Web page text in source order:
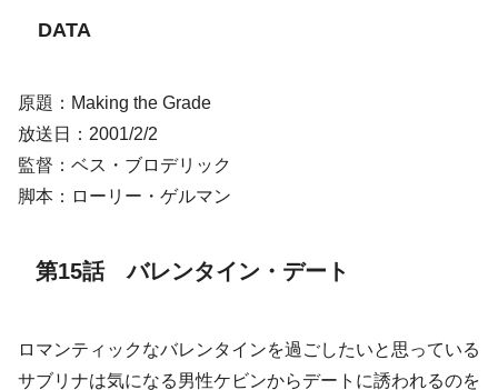
DATA
原題：Making the Grade
放送日：2001/2/2
監督：ベス・ブロデリック
脚本：ローリー・ゲルマン
第15話 バレンタイン・デート
ロマンティックなバレンタインを過ごしたいと思っている
サブリナは気になる男性ケビンからデートに誘われるのを